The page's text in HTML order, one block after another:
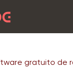
gratuito de